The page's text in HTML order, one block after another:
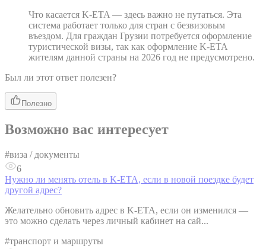
Что касается K-ETA — здесь важно не путаться. Эта
система работает только для стран с безвизовым
въездом. Для граждан Грузии потребуется оформление
туристической визы, так как оформление K-ETA
жителям данной страны на 2026 год не предусмотрено.
Был ли этот ответ полезен?
Полезно
Возможно вас интересует
#виза / документы
6
Нужно ли менять отель в K-ETA, если в новой поездке будет
другой адрес?
Желательно обновить адрес в K-ETA, если он изменился —
это можно сделать через личный кабинет на сай...
#транспорт и маршруты